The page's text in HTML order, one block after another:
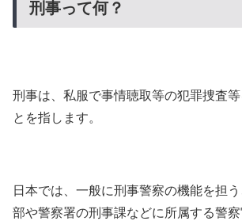
刑事って何？
刑事は、私服で事情聴取等の犯罪捜査
とを指します。
日本では、一般に刑事警察の機能を担
部や警察署の刑事課などに所属する警察